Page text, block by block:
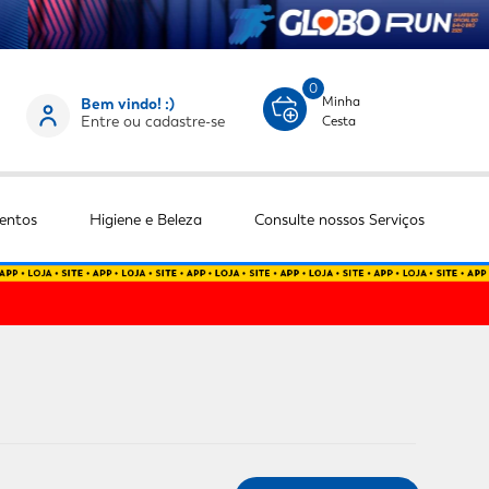
Bem vindo! :)
Entre ou cadastre-se
0
Minha
Cesta
Higiene e Beleza Consulte nossos Serviços